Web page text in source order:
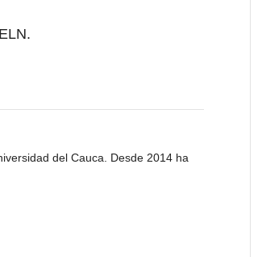
del Cauca. Desde 2014 ha